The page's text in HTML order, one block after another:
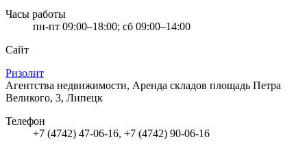
Часы работы
пн-пт 09:00–18:00; сб 09:00–14:00
Сайт
Ризолит
Агентства недвижимости, Аренда складов площадь Петра
Великого, 3, Липецк
Телефон
+7 (4742) 47-06-16, +7 (4742) 90-06-16